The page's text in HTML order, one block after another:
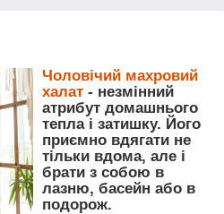
Чоловічий махровий
халат - незмінний
атрибут домашнього
тепла і затишку. Його
приємно вдягати не
тільки вдома, але і
брати з собою в
лазню, басейн або в
подорож.